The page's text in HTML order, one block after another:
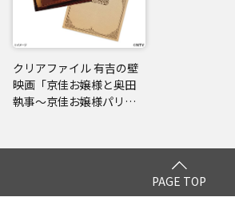
クリアファイル 有吉の壁
映画「京佳お嬢様と奥田
執事～京佳お嬢様パリへ
PAGE TOP